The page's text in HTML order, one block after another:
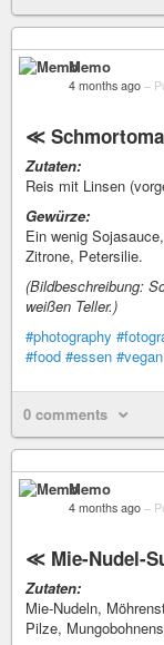
Memo
4 months ago –
≪
Zutaten:
Reis mit Linsen
Gewürze:
Ein wenig
Zitrone, Petersilie.
(Bildbeschreibung:
weißen Teller.)
#photography
#food #essen #vegan
0 comments
Memo
4 months ago –
≪ Mie-Nudel-
Zutaten:
Mie-Nudeln,
Pilze,